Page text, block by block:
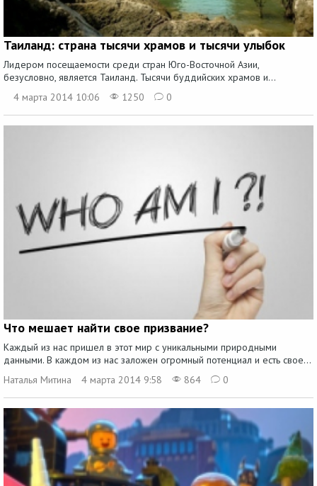
Таиланд: страна тысячи храмов и тысячи улыбок
Лидером посещаемости среди стран Юго-Восточной Азии,
безусловно, является Таиланд. Тысячи буддийских храмов и...
4 марта 2014 10:06
1250 0
Что мешает найти свое призвание?
Каждый из нас пришел в этот мир с уникальными природными
данными. В каждом из нас заложен огромный потенциал и есть свое...
Наталья Митина
4 марта 2014 9:58 864 0